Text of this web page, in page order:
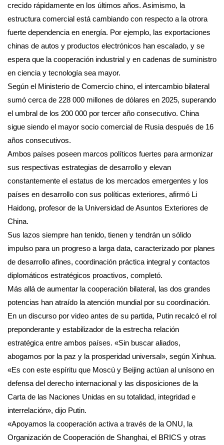
crecido rápidamente en los últimos años. Asimismo, la
estructura comercial está cambiando con respecto a la otrora
fuerte dependencia en energía. Por ejemplo, las exportaciones
chinas de autos y productos electrónicos han escalado, y se
espera que la cooperación industrial y en cadenas de suministro
en ciencia y tecnología sea mayor.
Según el Ministerio de Comercio chino, el intercambio bilateral
sumó cerca de 228 000 millones de dólares en 2025, superando
el umbral de los 200 000 por tercer año consecutivo. China
sigue siendo el mayor socio comercial de Rusia después de 16
años consecutivos.
Ambos países poseen marcos políticos fuertes para armonizar
sus respectivas estrategias de desarrollo y elevan
constantemente el estatus de los mercados emergentes y los
países en desarrollo con sus políticas exteriores, afirmó Li
Haidong, profesor de la Universidad de Asuntos Exteriores de
China.
Sus lazos siempre han tenido, tienen y tendrán un sólido
impulso para un progreso a larga data, caracterizado por planes
de desarrollo afines, coordinación práctica integral y contactos
diplomáticos estratégicos proactivos, completó.
Más allá de aumentar la cooperación bilateral, las dos grandes
potencias han atraído la atención mundial por su coordinación.
En un discurso por video antes de su partida, Putin recalcó el rol
preponderante y estabilizador de la estrecha relación
estratégica entre ambos países. «Sin buscar aliados,
abogamos por la paz y la prosperidad universal», según Xinhua.
«Es con este espíritu que Moscú y Beijing actúan al unísono en
defensa del derecho internacional y las disposiciones de la
Carta de las Naciones Unidas en su totalidad, integridad e
interrelación», dijo Putin.
«Apoyamos la cooperación activa a través de la ONU, la
Organización de Cooperación de Shanghai, el BRICS y otras